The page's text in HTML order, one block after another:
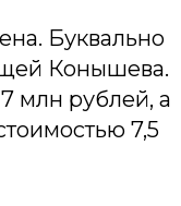
Буквально
Конышева.
млн рублей, а
7,5